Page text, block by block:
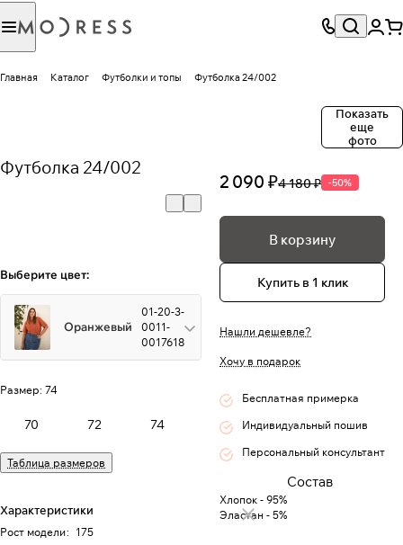
Главная Каталог Футболки и топы Футболка 24/002
Показать
еще
фото
Футболка 24/002
Выберите цвет:
Оранжевый
01-20-3-
0011-
0017618
Размер: 74
70 72 74
Таблица размеров
Характеристики
Рост модели: 175
2 090 ₽4 180 ₽ -50%
В корзину
Купить в 1 клик
Нашли дешевле?
Хочу в подарок
Бесплатная примерка
Индивидуальный пошив
Персональный консультант
Состав
Хлопок - 95%
Эластан - 5%